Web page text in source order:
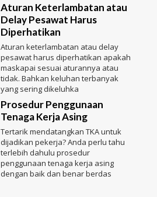
Aturan Keterlambatan atau
Delay Pesawat Harus
Diperhatikan
Aturan keterlambatan atau delay
pesawat harus diperhatikan apakah
maskapai sesuai aturannya atau
tidak. Bahkan keluhan terbanyak
yang sering dikeluhka
Prosedur Penggunaan
Tenaga Kerja Asing
Tertarik mendatangkan TKA untuk
dijadikan pekerja? Anda perlu tahu
terlebih dahulu prosedur
penggunaan tenaga kerja asing
dengan baik dan benar berdas